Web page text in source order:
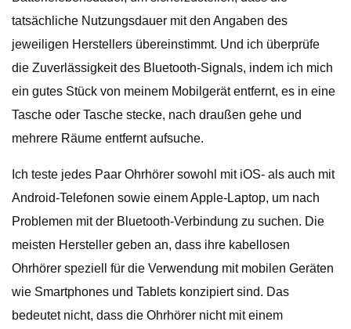
tatsächliche Nutzungsdauer mit den Angaben des
jeweiligen Herstellers übereinstimmt. Und ich überprüfe
die Zuverlässigkeit des Bluetooth-Signals, indem ich mich
ein gutes Stück von meinem Mobilgerät entfernt, es in eine
Tasche oder Tasche stecke, nach draußen gehe und
mehrere Räume entfernt aufsuche.
Ich teste jedes Paar Ohrhörer sowohl mit iOS- als auch mit
Android-Telefonen sowie einem Apple-Laptop, um nach
Problemen mit der Bluetooth-Verbindung zu suchen. Die
meisten Hersteller geben an, dass ihre kabellosen
Ohrhörer speziell für die Verwendung mit mobilen Geräten
wie Smartphones und Tablets konzipiert sind. Das
bedeutet nicht, dass die Ohrhörer nicht mit einem